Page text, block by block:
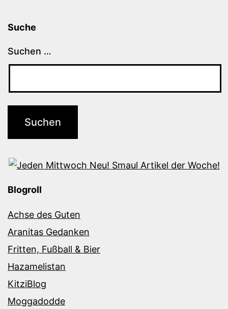
Suche
Suchen …
Blogroll
Achse des Guten
Aranitas Gedanken
Fritten, Fußball & Bier
Hazamelistan
KitziBlog
Moggadodde